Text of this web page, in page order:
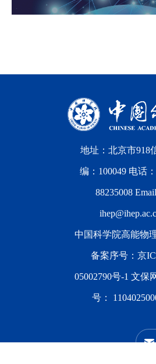
地址：北京市918
编：100049 电话
88235008 Email
中国科学院高能物
备案序号： 京
05002790号-1 文保
号：